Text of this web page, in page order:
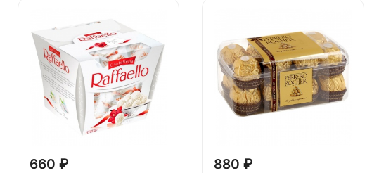
660 ₽ 880 ₽